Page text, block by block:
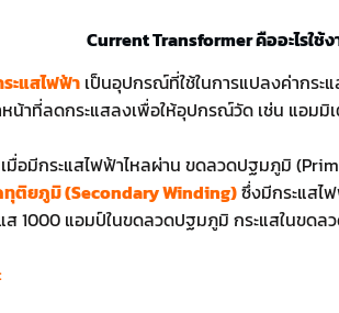
Current Transformer คืออะไรใช้ง
ะแสไฟฟ้า เป็นอุปกรณ์ที่ใช้ในการแปลงค่ากระ
าที่ลดกระแสลงเพื่อให้อุปกรณ์วัด เช่น แอมมิ
เมื่อมีกระแสไฟฟ้าไหลผ่าน ขดลวดปฐมภูมิ
ติยภูมิ (Secondary Winding)ซึ่งมีกระแสไ
ส 1000 แอมป์ในขดลวดปฐมภูมิ กระแสในขด
: